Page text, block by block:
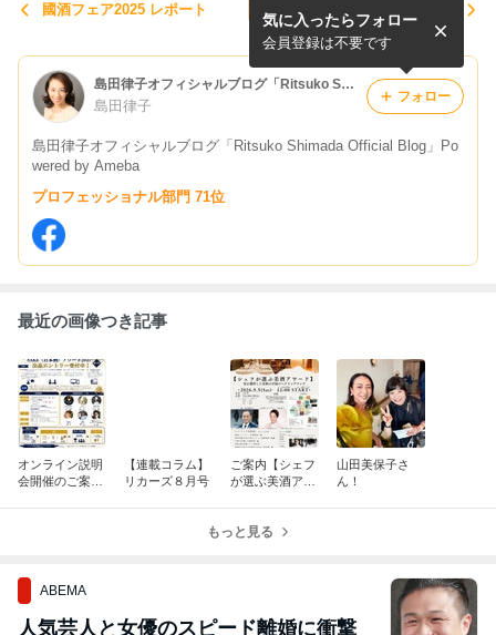
國酒フェア2025 レポート
募集開始致しました！【シェ
フが選ぶ美酒（日本酒）アワ
ード2026】
島田律子オフィシャルブログ「Ritsuko Shimada Official Blog」Powered by Ameba
島田律子
島田律子オフィシャルブログ「Ritsuko Shimada Official Blog」Po
wered by Ameba
気に入ったらフォロー
会員登録は不要です
フォロー
プロフェッショナル部門 71位
最近の画像つき記事
オンライン説明
会開催のご案内
【連載コラム】
リカーズ８月号
ご案内【シェフ
が選ぶ美酒アワ
ペアリングラン
山田美保子さ
ん！
もっと見る
ABEMA
人気芸人と女優のスピード離婚に衝撃